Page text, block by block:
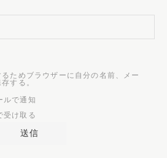
ためブラウザーに自分の名前、メー
する。
ルで通知
受け取る